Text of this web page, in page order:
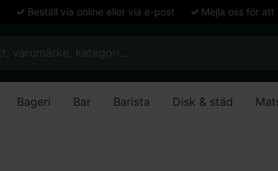
Beställ via online eller via e-post Mejla oss för att
Bageri Bar Barista Disk & städ